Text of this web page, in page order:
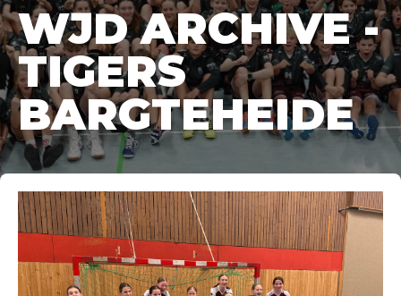
WJD ARCHIVE -
TIGERS
BARGTEHEIDE